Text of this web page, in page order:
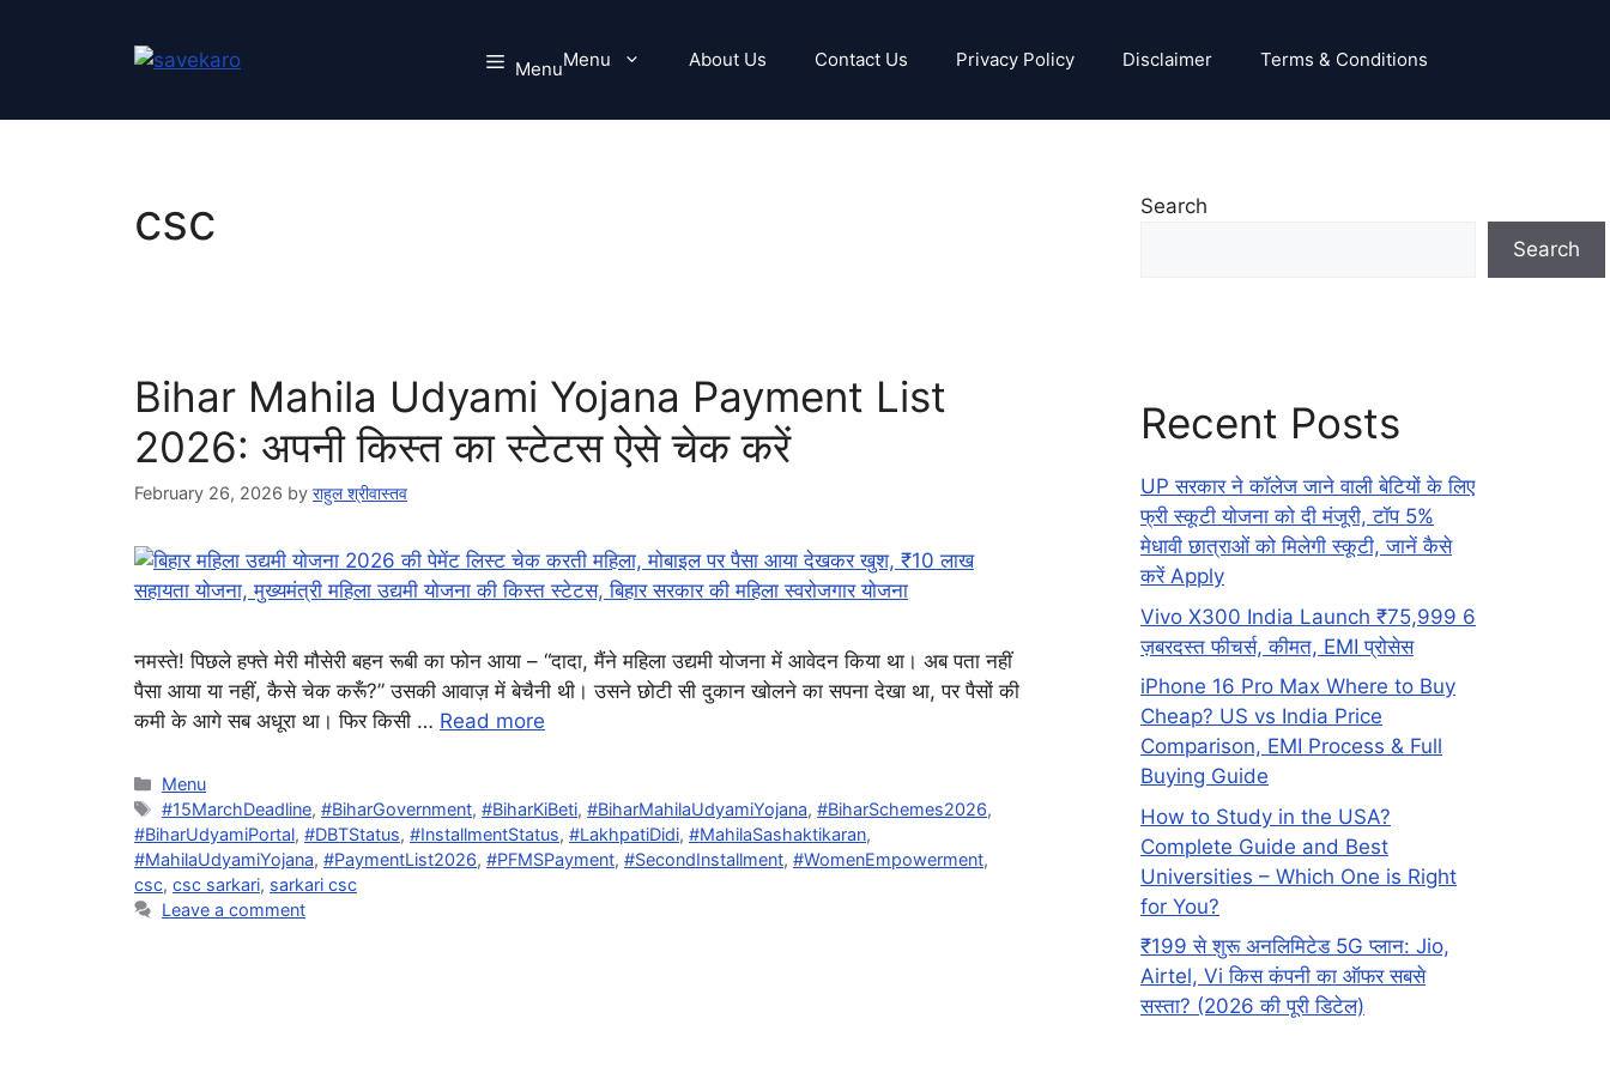
MenuMenu About Us Contact Us Privacy Policy Disclaimer Terms & Conditions
csc
Bihar Mahila Udyami Yojana Payment List
2026: अपनी किस्त का स्टेटस ऐसे चेक करें
February 26, 2026 by राहुल श्रीवास्तव
नमस्ते! पिछले हफ्ते मेरी मौसेरी बहन रूबी का फोन आया – “दादा, मैंने महिला उद्यमी योजना में आवेदन किया था। अब पता नहीं
पैसा आया या नहीं, कैसे चेक करूँ?” उसकी आवाज़ में बेचैनी थी। उसने छोटी सी दुकान खोलने का सपना देखा था, पर पैसों की
कमी के आगे सब अधूरा था। फिर किसी … Read more
Categories
Menu
Tags
#15MarchDeadline,#BiharGovernment,#BiharKiBeti,#BiharMahilaUdyamiYojana,#BiharSchemes2026,
#BiharUdyamiPortal, #DBTStatus, #InstallmentStatus, #LakhpatiDidi, #MahilaSashaktikaran,
#MahilaUdyamiYojana, #PaymentList2026, #PFMSPayment, #SecondInstallment, #WomenEmpowerment,
csc, csc sarkari, sarkari csc
Leave a comment
Search
Search
Recent Posts
UP सरकार ने कॉलेज जाने वाली बेटियों के लिए
फ्री स्कूटी योजना को दी मंजूरी, टॉप 5%
मेधावी छात्राओं को मिलेगी स्कूटी, जानें कैसे
करें Apply
Vivo X300 India Launch ₹75,999 6
ज़बरदस्त फीचर्स, कीमत, EMI प्रोसेस
iPhone 16 Pro Max Where to Buy
Cheap? US vs India Price
Comparison, EMI Process & Full
Buying Guide
How to Study in the USA?
Complete Guide and Best
Universities – Which One is Right
for You?
₹199 से शुरू अनलिमिटेड 5G प्लान: Jio,
Airtel, Vi किस कंपनी का ऑफर सबसे
सस्ता? (2026 की पूरी डिटेल)